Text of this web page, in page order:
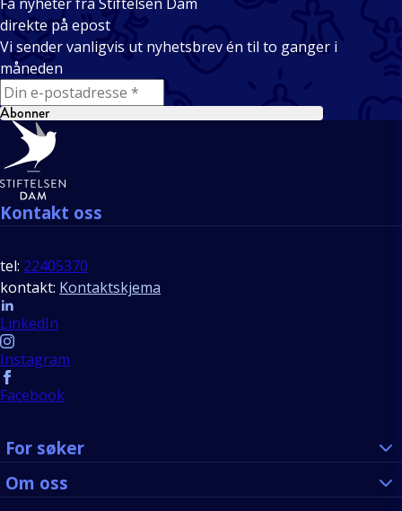
direkte på epost
Vi sender vanligvis ut nyhetsbrev én til to ganger i
måneden
E-mail
Abonner
Bunntekst
Kontakt oss
tel: 22405370
kontakt: Kontaktskjema
Follow us
LinkedIn
Instagram
Facebook
For søker
Om oss